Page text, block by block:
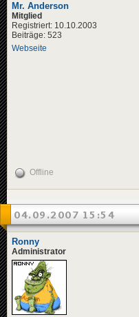
Mr. Anderson
Mitglied
Registriert: 10.10.2003
Beiträge: 523
Webseite
Offline
04.09.2007 15:54
Ronny
Administrator